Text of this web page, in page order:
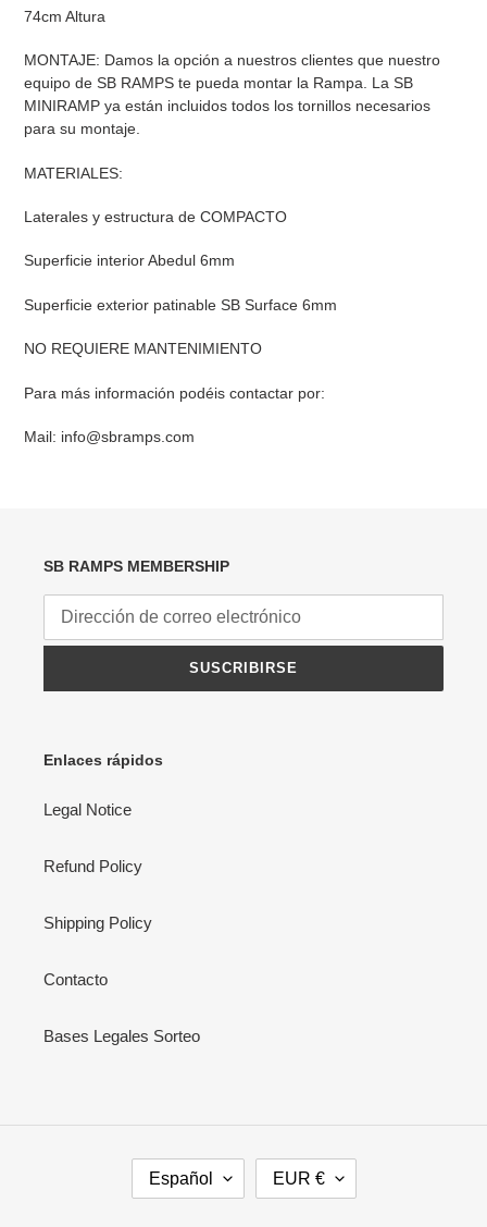
compra
74cm Altura
MONTAJE: Damos la opción a nuestros clientes que nuestro
equipo de SB RAMPS te pueda montar la Rampa. La SB
MINIRAMP ya están incluidos todos los tornillos necesarios
para su montaje.
MATERIALES:
Laterales y estructura de COMPACTO
Superficie interior Abedul 6mm
Superficie exterior patinable SB Surface 6mm
NO REQUIERE MANTENIMIENTO
Para más información podéis contactar por:
Mail: info@sbramps.com
SB RAMPS MEMBERSHIP
SUSCRIBIRSE
Enlaces rápidos
Legal Notice
Refund Policy
Shipping Policy
Contacto
Bases Legales Sorteo
Español EUR €